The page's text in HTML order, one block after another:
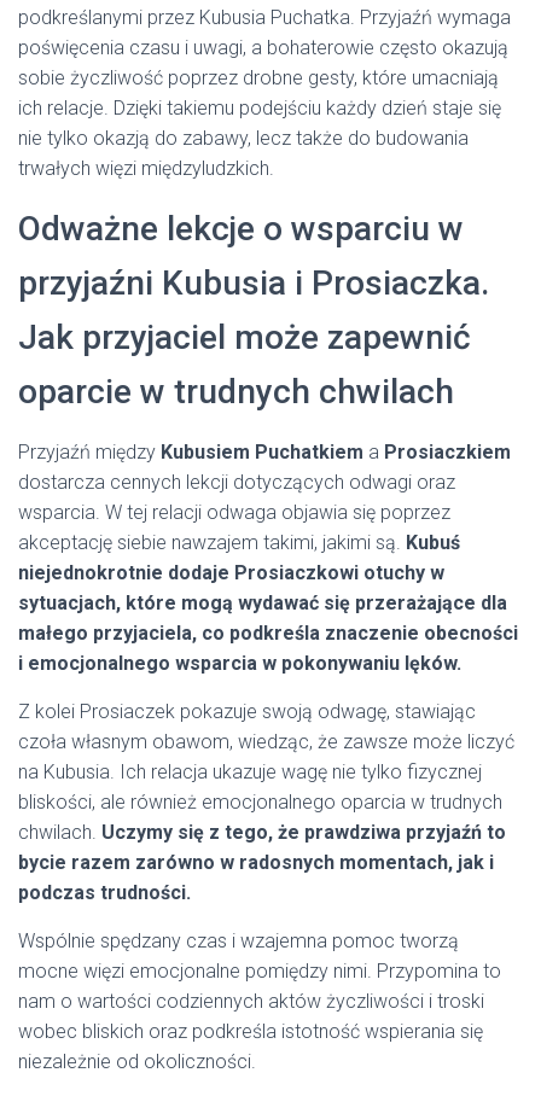
podkreślanymi przez Kubusia Puchatka. Przyjaźń wymaga
poświęcenia czasu i uwagi, a bohaterowie często okazują
sobie życzliwość poprzez drobne gesty, które umacniają
ich relacje. Dzięki takiemu podejściu każdy dzień staje się
nie tylko okazją do zabawy, lecz także do budowania
trwałych więzi międzyludzkich.
Odważne lekcje o wsparciu w
przyjaźni Kubusia i Prosiaczka.
Jak przyjaciel może zapewnić
oparcie w trudnych chwilach
Przyjaźń między Kubusiem Puchatkiem a Prosiaczkiem
dostarcza cennych lekcji dotyczących odwagi oraz
wsparcia. W tej relacji odwaga objawia się poprzez
akceptację siebie nawzajem takimi, jakimi są. Kubuś
niejednokrotnie dodaje Prosiaczkowi otuchy w
sytuacjach, które mogą wydawać się przerażające dla
małego przyjaciela, co podkreśla znaczenie obecności
i emocjonalnego wsparcia w pokonywaniu lęków.
Z kolei Prosiaczek pokazuje swoją odwagę, stawiając
czoła własnym obawom, wiedząc, że zawsze może liczyć
na Kubusia. Ich relacja ukazuje wagę nie tylko fizycznej
bliskości, ale również emocjonalnego oparcia w trudnych
chwilach. Uczymy się z tego, że prawdziwa przyjaźń to
bycie razem zarówno w radosnych momentach, jak i
podczas trudności.
Wspólnie spędzany czas i wzajemna pomoc tworzą
mocne więzi emocjonalne pomiędzy nimi. Przypomina to
nam o wartości codziennych aktów życzliwości i troski
wobec bliskich oraz podkreśla istotność wspierania się
niezależnie od okoliczności.